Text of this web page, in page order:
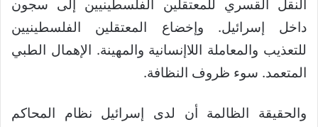
النقل القسري للمعتقلين الفلسطينيين إلى سجون
داخل إسرائيل. وإخضاع المعتقلين الفلسطينيين
للتعذيب والمعاملة اللاإنسانية والمهينة. الإهمال الطبي
المتعمد. سوء ظروف النظافة.
والحقيقة الظالمة أن لدى إسرائيل نظام المحاكم